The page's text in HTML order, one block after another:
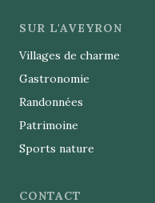
SUR L'AVEYRON
Villages de charme
Gastronomie
Randonnées
Patrimoine
Sports nature
CONTACT